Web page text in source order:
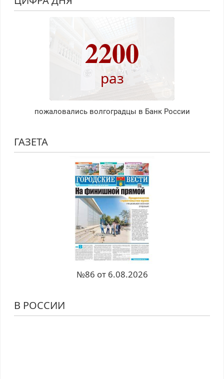
2200
раз
пожаловались волгоградцы в Банк России
ГАЗЕТА
№86 от 6.08.2026
В РОССИИ